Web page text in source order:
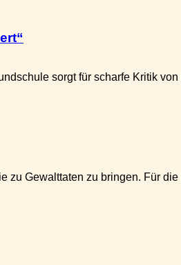
sorgt für scharfe Kritik
Gewalttaten zu bringen. Für